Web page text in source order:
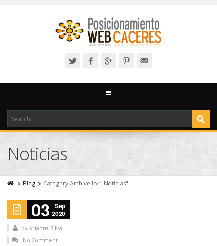
Noticias
Blog Category Archive for "Noticias"
03
Sep
2020
by Arianna Silva
No Comment